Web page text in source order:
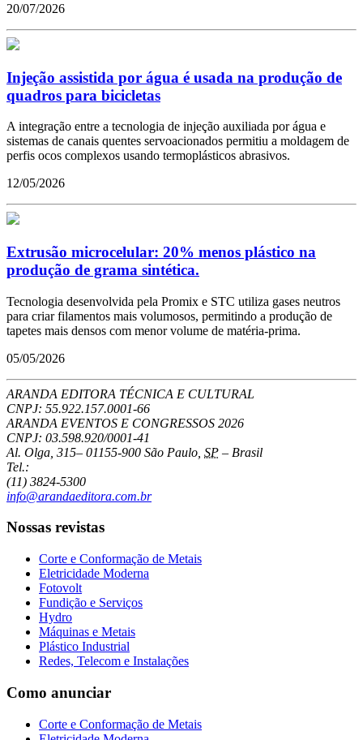
20/07/2026
Injeção assistida por água é usada na produção de
quadros para bicicletas
A integração entre a tecnologia de injeção auxiliada por água e
sistemas de canais quentes servoacionados permitiu a moldagem de
perfis ocos complexos usando termoplásticos abrasivos.
12/05/2026
Extrusão microcelular: 20% menos plástico na
produção de grama sintética.
Tecnologia desenvolvida pela Promix e STC utiliza gases neutros
para criar filamentos mais volumosos, permitindo a produção de
tapetes mais densos com menor volume de matéria-prima.
05/05/2026
ARANDA EDITORA TÉCNICA E CULTURAL
CNPJ: 55.922.157.0001-66
ARANDA EVENTOS E CONGRESSOS 2026
CNPJ: 03.598.920/0001-41
Al. Olga, 315– 01155-900 São Paulo SP – Brasil
Tel.:
(11) 3824-5300
info@arandaeditora.com.br
Nossas revistas
Corte e Conformação de Metais
Eletricidade Moderna
Fotovolt
Fundição e Serviços
Hydro
Máquinas e Metais
Plástico Industrial
Redes, Telecom e Instalações
Como anunciar
Corte e Conformação de Metais